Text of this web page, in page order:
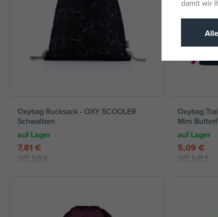
Oxybag Rucksack - OXY SCOOLER
Schwalben
auf Lager
UVP: 9,76 €
7,81 €
Oxybag
Mini
auf Lager
UVP: 6,04 €
5,09 €
damit wir